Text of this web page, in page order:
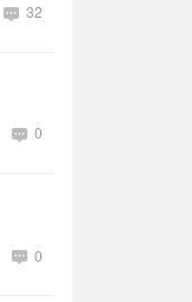
32
0
0